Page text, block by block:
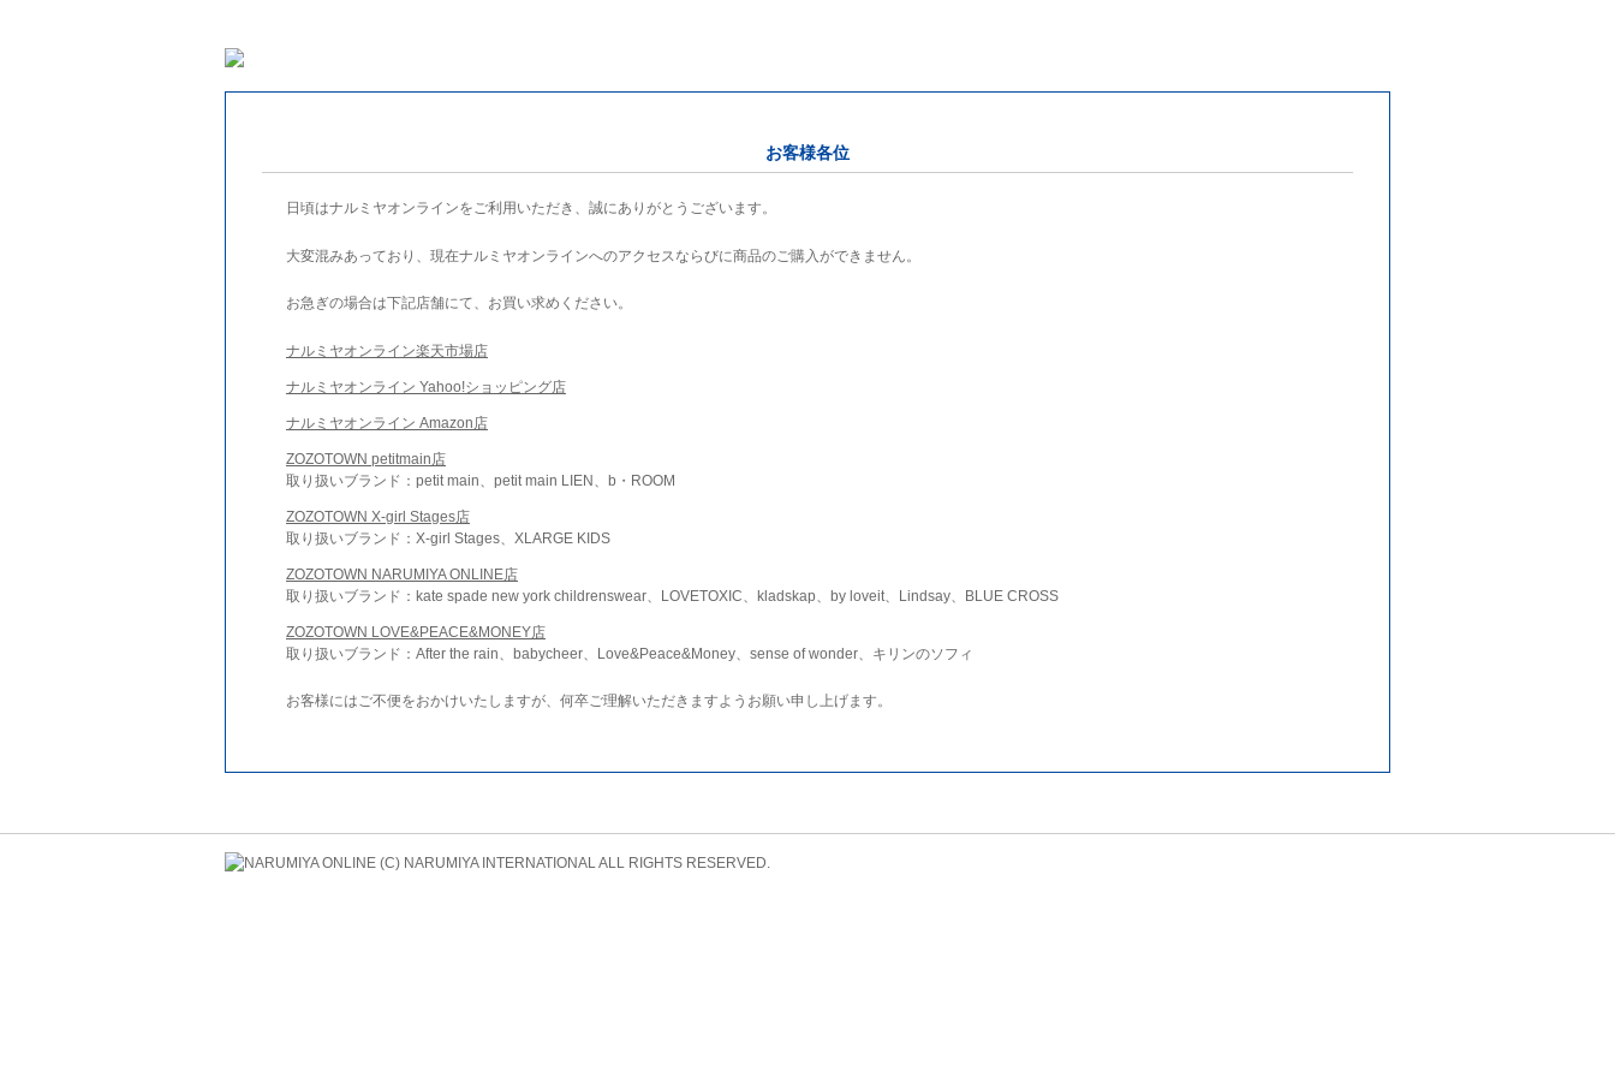
お客様各位
日頃はナルミヤオンラインをご利用いただき、誠にありがとうございます。
大変混みあっており、現在ナルミヤオンラインへのアクセスならびに商品のご購入ができません。
お急ぎの場合は下記店舗にて、お買い求めください。
ナルミヤオンライン楽天市場店
ナルミヤオンライン Yahoo!ショッピング店
ナルミヤオンライン Amazon店
ZOZOTOWN petitmain店
取り扱いブランド：petit main、petit main LIEN、b・ROOM
ZOZOTOWN X-girl Stages店
取り扱いブランド：X-girl Stages、XLARGE KIDS
ZOZOTOWN NARUMIYA ONLINE店
取り扱いブランド：kate spade new york childrenswear、LOVETOXIC、kladskap、by loveit、Lindsay、BLUE CROSS
ZOZOTOWN LOVE&PEACE&MONEY店
取り扱いブランド：After the rain、babycheer、Love&Peace&Money、sense of wonder、キリンのソフィ
お客様にはご不便をおかけいたしますが、何卒ご理解いただきますようお願い申し上げます。